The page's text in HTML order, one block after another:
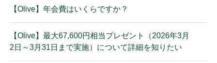
【Olive】年会費はいくらですか？
【Olive】最大67,600円相当プレゼント（2026年3月
2日～3月31日まで実施）について詳細を知りたい